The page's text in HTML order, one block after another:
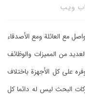
ويب
مع العائلة ومع الأصدقاء
من المميزات والوظائف
على كل الأجهزة باختلاف
البحث ليس له دائما كل